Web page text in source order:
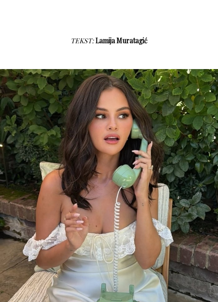
TEKST:Lamija Muratagić